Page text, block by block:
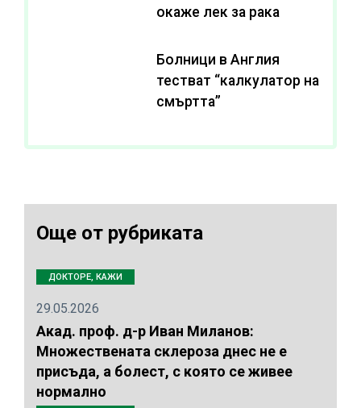
окаже лек за рака
Болници в Англия
тестват “калкулатор на
смъртта”
Още от рубриката
ДОКТОРЕ, КАЖИ
29.05.2026
Акад. проф. д-р Иван Миланов:
Множествената склероза днес не е
присъда, а болест, с която се живее
нормално